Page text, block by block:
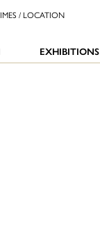
/ LOCATION
EXHIBITIONS